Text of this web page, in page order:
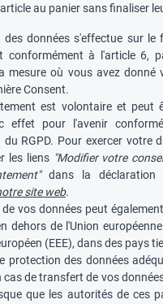
au panier sans finaliser
des données s'effectue sur le
conformément à l'article 6,
mesure où vous avez donné
Consent.
est volontaire et peut
effet pour l'avenir
du RGPD. Pour exercer votre
les liens "Modifier votre
dans la déclaration
site web.
vos données peut
dehors de l'Union
(EEE), dans des pays
protection des données
cas de transfert de vos
que les autorités de ces